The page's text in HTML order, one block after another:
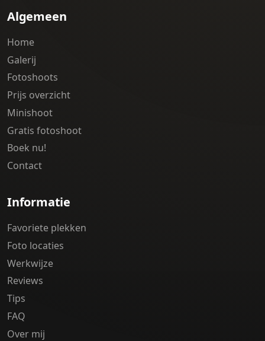
Algemeen
Home
Galerij
Fotoshoots
Prijs overzicht
Minishoot
Gratis fotoshoot
Boek nu!
Contact
Informatie
Favoriete plekken
Foto locaties
Werkwijze
Reviews
Tips
FAQ
Over mij